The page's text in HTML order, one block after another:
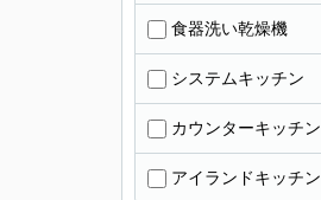
食器洗い乾燥機
システムキッチン
カウンターキッチン
アイランドキッチン